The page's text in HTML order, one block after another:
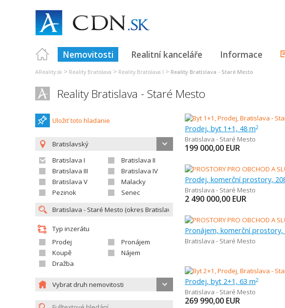
Nemovitosti Realitní kanceláře Informace
AReality.sk > Reality Bratislava > Reality Bratislava I > Reality Bratislava - Staré Mesto
Reality Bratislava - Staré Mesto
Uložiť toto hladanie
Bratislavský
Bratislava I
Bratislava II
Bratislava III
Bratislava IV
Bratislava V
Malacky
Pezinok
Senec
Typ inzerátu
Prodej
Pronájem
Koupě
Nájem
Dražba
Vybrat druh nemovitosti
Prodej, byt 1+1, 48 m2
Bratislava - Staré Mesto
199 000,00 EUR
Prodej, komerční prostory,
Bratislava - Staré Mesto
2 490 000,00 EUR
Pronájem, komerční prostory,
Bratislava - Staré Mesto
Prodej, byt 2+1, 63 m2
Bratislava - Staré Mesto
269 990,00 EUR